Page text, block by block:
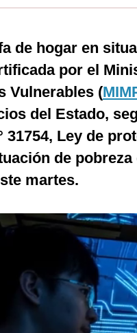
de hogar en
por el
Vulnerables (
del Estado,
31754, Ley de
de
martes.